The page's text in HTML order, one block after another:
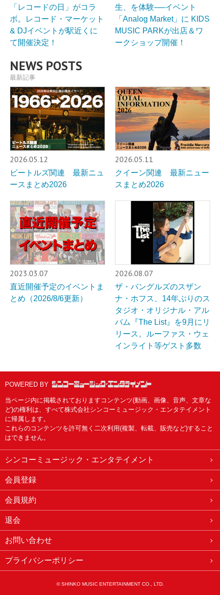
「レコードの日」がコラ
ボ。レコード・マーケット
& DJイベントが駅近くに
て開催決定！
⽣、を体験──イベント
「Analog Market」に KIDS
MUSIC PARKが出店＆ワ
ークショップ開催！
NEWS POSTS
最新記事
2026.05.12
ビートルズ関連 最新ニュ
ースまとめ2026
2026.05.11
クイーン関連 最新ニュー
スまとめ2026
2023.03.07
直近開催予定のイベントま
とめ（2026/8/6更新）
2026.08.07
ザ・バングルズのスザン
ナ・ホフス、14年ぶりのス
タジオ・オリジナル・アル
バム『The List』を9月にリ
リース。ルーファス・ウェ
インライト等ゲスト多数
POWERED BY
当ページ内に掲載されておりますコンテンツ(動画、画像、音声、文章な
ど)の権利は、すべて株式会社シンコーミュージック・エンタテイメント
に帰属します。
これらのコンテンツを許可無く二次利用(複製、転載、販売など)すること
はできません。
シンコーミュージック・エンタテイメント
会員登録
会員規約
退会
お問い合わせ
プライバシーポリシー
© SHINKO MUSIC ENTERTAINMENT CO., LTD.